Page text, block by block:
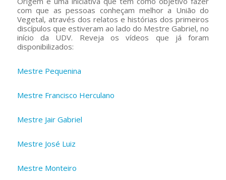
com que as pessoas conheçam melhor a União do
Vegetal, através dos relatos e histórias dos primeiros
discípulos que estiveram ao lado do Mestre Gabriel, no
início da UDV. Reveja os vídeos que já foram
disponibilizados:
Mestre Pequenina
Mestre Francisco Herculano
Mestre Jair Gabriel
Mestre José Luiz
Mestre Monteiro